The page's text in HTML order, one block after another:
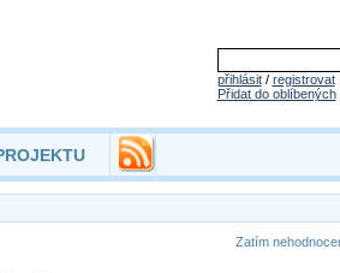
přihlásit/ registrovat
Přidat do oblíbených
Zatím